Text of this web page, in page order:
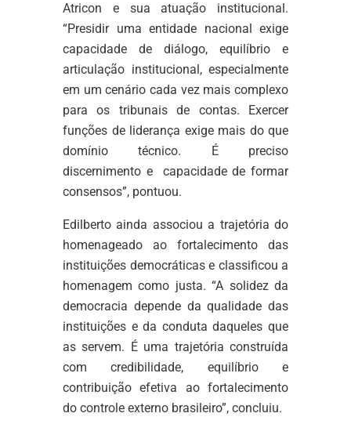
Atricon e sua atuação institucional.
“Presidir uma entidade nacional exige
capacidade de diálogo, equilíbrio e
articulação institucional, especialmente
em um cenário cada vez mais complexo
para os tribunais de contas. Exercer
funções de liderança exige mais do que
domínio técnico. É preciso
discernimento e capacidade de formar
consensos”, pontuou.
Edilberto ainda associou a trajetória do
homenageado ao fortalecimento das
instituições democráticas e classificou a
homenagem como justa. “A solidez da
democracia depende da qualidade das
instituições e da conduta daqueles que
as servem. É uma trajetória construída
com credibilidade, equilíbrio e
contribuição efetiva ao fortalecimento
do controle externo brasileiro”, concluiu.